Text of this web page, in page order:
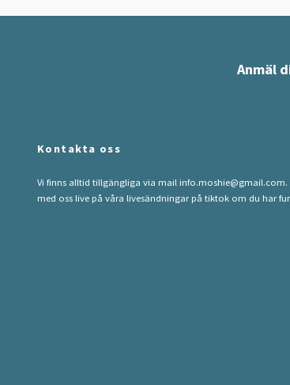
Anmäl
Kontakta oss
Vi finns alltid tillgängliga via mail info.moshie@gmail.com
med oss live på våra livesändningar på tiktok om du har